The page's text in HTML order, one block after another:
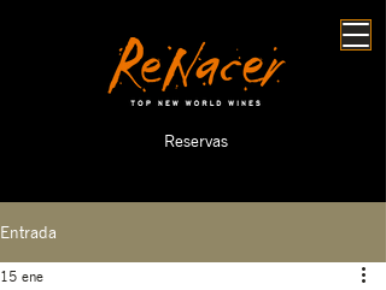
Reservas
Entrada
15 ene